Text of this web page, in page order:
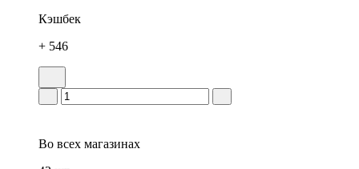
Кэшбек
+ 546
Во всех магазинах